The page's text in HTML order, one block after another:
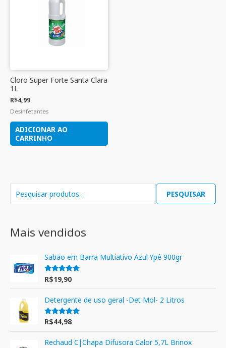
PESQUISAR
Mais vendidos
Sabão em Barra Multiativo Azul Ypê 900gr
Avaliação
5.00
de 5
R$19,90
Detergente de uso geral -Det Mol- 2 Litros
Avaliação
de 5
R$44,98
Rechaud C|Chapa Difusora Calor 5,7L Brinox
Cloro Super Forte Santa Clara
1L
R$4,99
Desinfetantes
ADICIONAR AO
CARRINHO